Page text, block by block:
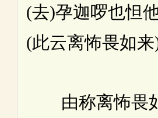
(去)孕迦啰也怛
(此云离怖畏如来
由称离怖畏